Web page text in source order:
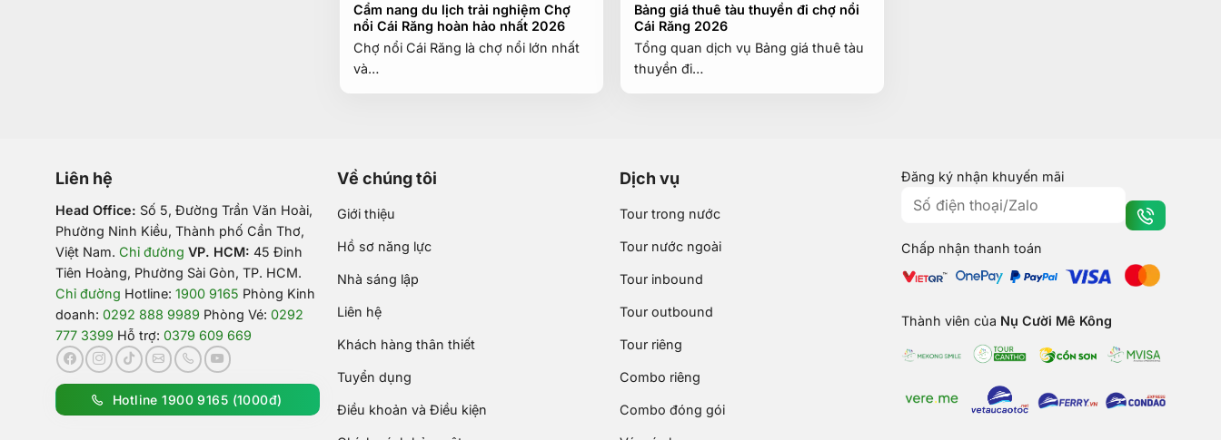
Cẩm nang du lịch trải nghiệm Chợ
nổi Cái Răng hoàn hảo nhất 2026
Chợ nổi Cái Răng là chợ nổi lớn nhất
và…
Bảng giá thuê tàu thuyền đi chợ nổi
Cái Răng 2026
Tổng quan dịch vụ Bảng giá thuê tàu
thuyền đi…
Liên hệ
Head Office: Số 5, Đường Trần Văn Hoài,
Phường Ninh Kiều, Thành phố Cần Thơ,
Việt Nam. Chỉ đường VP. HCM: 45 Đinh
Tiên Hoàng, Phường Sài Gòn, TP. HCM.
Chỉ đường Hotline: 1900 9165 Phòng Kinh
doanh: 0292 888 9989 Phòng Vé: 0292
777 3399 Hỗ trợ: 0379 609 669
Hotline 1900 9165 (1000đ)
Về chúng tôi
Giới thiệu
Hồ sơ năng lực
Nhà sáng lập
Liên hệ
Khách hàng thân thiết
Tuyển dụng
Điều khoản và Điều kiện
Dịch vụ
Tour trong nước
Tour nước ngoài
Tour inbound
Tour outbound
Tour riêng
Combo riêng
Combo đóng gói
Đăng ký nhận khuyến mãi
Chấp nhận thanh toán
Thành viên của Nụ Cười Mê Kông